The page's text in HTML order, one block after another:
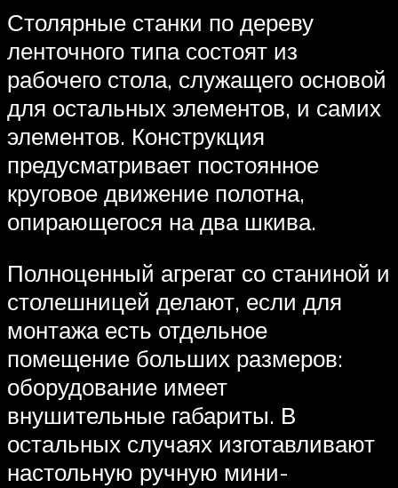
Столярные станки по дереву
ленточного типа состоят из
рабочего стола, служащего основой
для остальных элементов, и самих
элементов. Конструкция
предусматривает постоянное
круговое движение полотна,
опирающегося на два шкива.
Полноценный агрегат со станиной и
столешницей делают, если для
монтажа есть отдельное
помещение больших размеров:
оборудование имеет
внушительные габариты. В
остальных случаях изготавливают
настольную ручную мини-